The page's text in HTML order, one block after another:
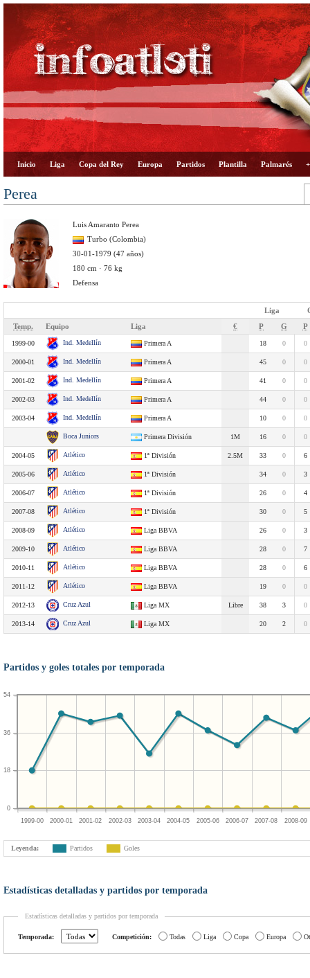
Inicio Liga Copa del Rey Europa Partidos Plantilla Palmarés
Perea
Luis Amaranto Perea
Turbo (Colombia)
30-01-1979 (47 años)
180 cm · 76 kg
Defensa
Liga
Temp.
Equipo Liga € P G P
1999-00 Ind. Medellín Primera A 18 0 0
2000-01 Ind. Medellín Primera A 45 0 0
2001-02 Ind. Medellín Primera A 41 0 0
2002-03 Ind. Medellín Primera A 44 0 0
2003-04 Ind. Medellín Primera A 10 0 0
Boca Juniors Primera División 1M 16 0 0
2004-05 Atlético 1ª División 2.5M 33 0 6
2005-06 Atlético 1ª División 34 0 3
2006-07 Atlético 1ª División 26 0 4
2007-08 Atlético 1ª División 30 0 5
2008-09 Atlético Liga BBVA 26 0 3
2009-10 Atlético Liga BBVA 28 0 7
2010-11 Atlético Liga BBVA 28 0 6
2011-12 Atlético Liga BBVA 19 0 0
2012-13 Cruz Azul Liga MX Libre 38 3 0
2013-14 Cruz Azul Liga MX 20 2 0
Partidos y goles totales por temporada
1999-00 2000-01 2001-02 2002-03 2003-04 2004-05 2005-06 2006-07 2007-08 2008-09
0
18
36
54
Leyenda: Partidos Goles
Estadísticas detalladas y partidos por temporada
Estadísticas detalladas y partidos por temporada
Temporada: Competición: Todas Liga Copa Europa